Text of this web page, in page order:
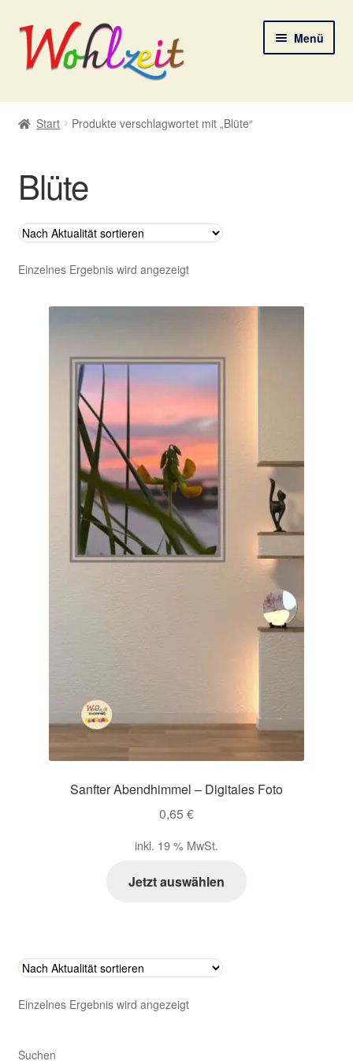
Zur
Navigation
springen
Zum
Inhalt
springen
Menü
Start
Datenschutzerklärung
Deine Auswahl
Digitale Lebenspostkarten
Gutscheine und Aktionen
Impressum
Mein Konto
Richtlinie für Rückerstattungen und Rückgaben
Über Wohlzeit
Zahlungsarten im Shop
Start Produkte verschlagwortet mit „Blüte“
Blüte
Einzelnes Ergebnis wird angezeigt
Sanfter Abendhimmel – Digitales Foto
0,65 €
inkl. 19 % MwSt.
Jetzt auswählen
Einzelnes Ergebnis wird angezeigt
Suchen